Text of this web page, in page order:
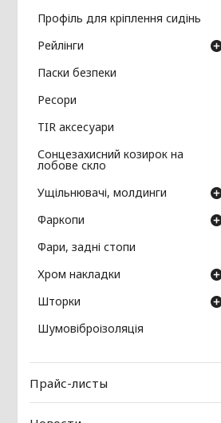
Профіль для кріплення сидінь
Рейлінги
Паски безпеки
Ресори
TIR аксесуари
Сонцезахисний козирок на
лобове скло
Ущільнювачі, молдинги
Фаркопи
Фари, задні стопи
Хром накладки
Шторки
Шумовіброізоляція
Прайс-листы